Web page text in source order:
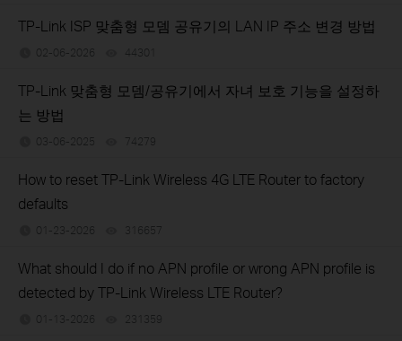
TP-Link ISP 맞춤형 모뎀 공유기의 LAN IP 주소 변경 방법
02-06-2026 44301
TP-Link 맞춤형 모뎀/공유기에서 자녀 보호 기능을 설정하
는 방법
03-06-2025 74279
How to reset TP-Link Wireless 4G LTE Router to factory
defaults
01-23-2026 316657
What should I do if no APN profile or wrong APN profile is
detected by TP-Link Wireless LTE Router?
01-13-2026 231359